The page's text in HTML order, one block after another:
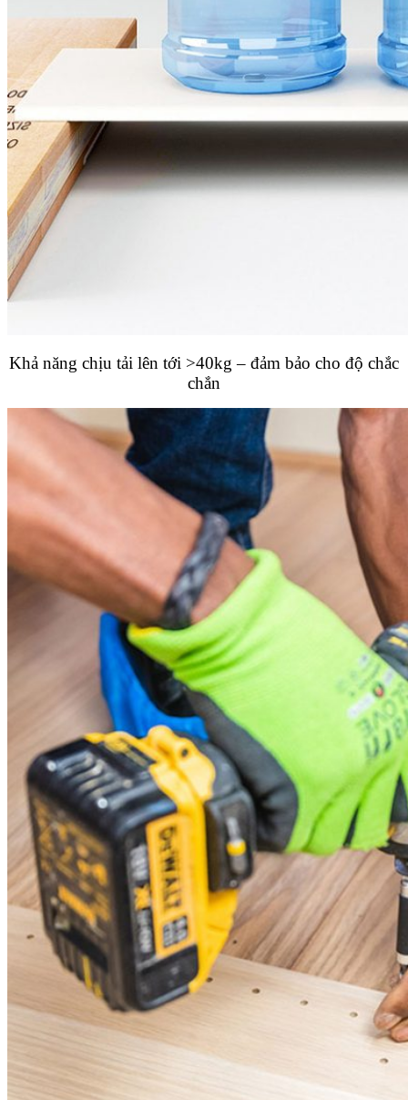
Khả năng chịu tải lên tới >40kg – đảm bảo cho độ chắc
chắn